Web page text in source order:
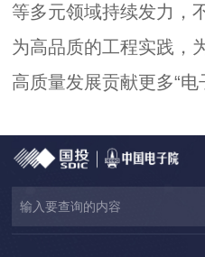
等多元领域持续发力，
为高品质的工程实践，
高质量发展贡献更多“电